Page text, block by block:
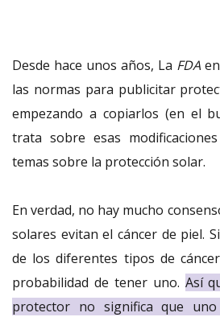
Desde hace unos años, La FDA
las normas para publicitar
empezando a copiarlos (en el
trata sobre esas
temas sobre la protección solar.
En verdad, no hay mucho
solares evitan el cáncer de piel. Si
de los diferentes tipos de
probabilidad de tener uno. Así
protector no significa que